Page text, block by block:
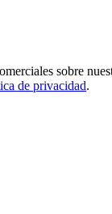
sobre
de privacidad.